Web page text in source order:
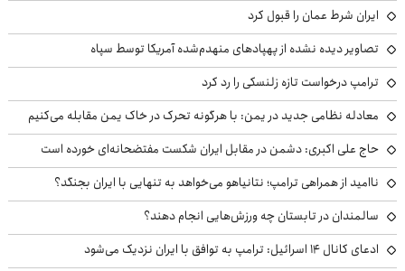
ایران شرط عمان را قبول کرد
تصاویر دیده نشده از پهپادهای منهدم‌شده آمریکا توسط سپاه
ترامپ درخواست تازه زلنسکی را رد کرد
معادله نظامی جدید در یمن: با هرگونه تحرک در خاک یمن مقابله می‌کنیم
حاج علی اکبری: دشمن در مقابل ایران شکست مفتضحانه‌ای خورده است
ناامید از همراهی ترامپ؛ نتانیاهو می‌خواهد به تنهایی با ایران بجنگد؟
سالمندان در تابستان چه ورزش‌هایی انجام دهند؟
ادعای کانال ۱۴ اسرائیل: ترامپ به توافق با ایران نزدیک می‌شود